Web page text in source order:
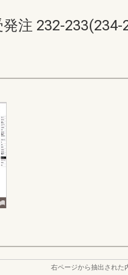
注 232-233(234-
右ページから抽出された